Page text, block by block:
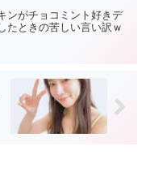
ンがチョコミント好きデ
たときの苦しい言い訳ｗ